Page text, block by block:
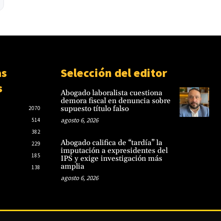
sobre su impacto real
operativo
julio 22, 2026
2070
514
382
229
185
138
Selección del editor
Abogado laboralista cuestiona
demora fiscal en denuncia sobre
supuesto título falso
agosto 6, 2026
Abogado califica de “tardía” la
imputación a expresidentes del
IPS y exige investigación más
amplia
agosto 6, 2026